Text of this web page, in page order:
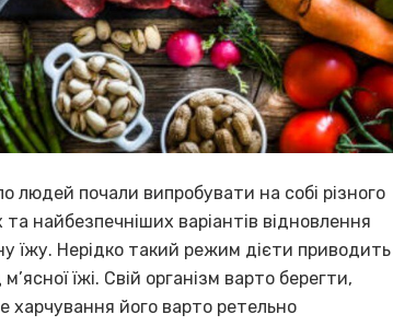
людей почали випробувати на собі різного
найбезпечніших варіантів відновлення
їжу. Нерідко такий режим дієти приводить
їжі. Свій організм варто берегти,
його варто ретельно